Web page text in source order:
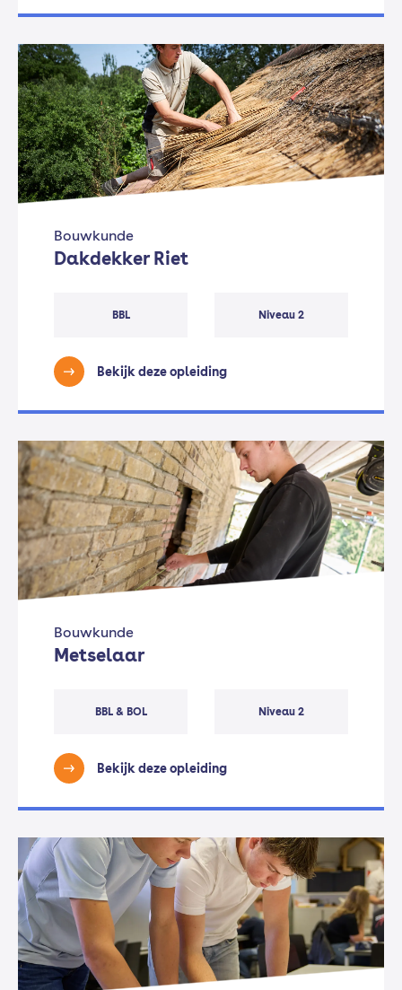
Bouwkunde
Dakdekker Riet
BBL Niveau 2
Bekijk deze opleiding
Bouwkunde
Metselaar
BBL & BOL Niveau 2
Bekijk deze opleiding